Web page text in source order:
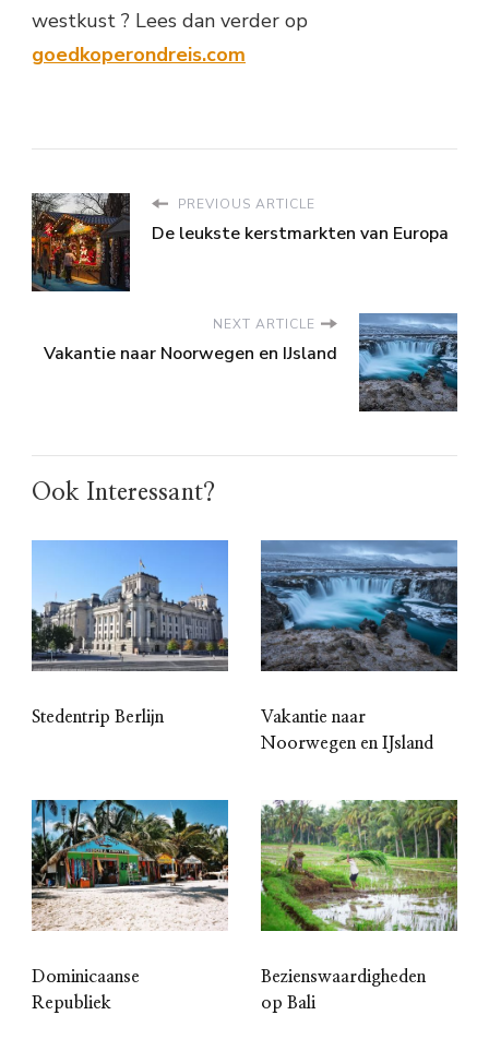
westkust ? Lees dan verder op
goedkoperondreis.com
PREVIOUS ARTICLE
De leukste kerstmarkten van Europa
NEXT ARTICLE
Vakantie naar Noorwegen en IJsland
Ook Interessant?
Stedentrip Berlijn
Vakantie naar
Noorwegen en IJsland
Dominicaanse
Republiek
Bezienswaardigheden
op Bali